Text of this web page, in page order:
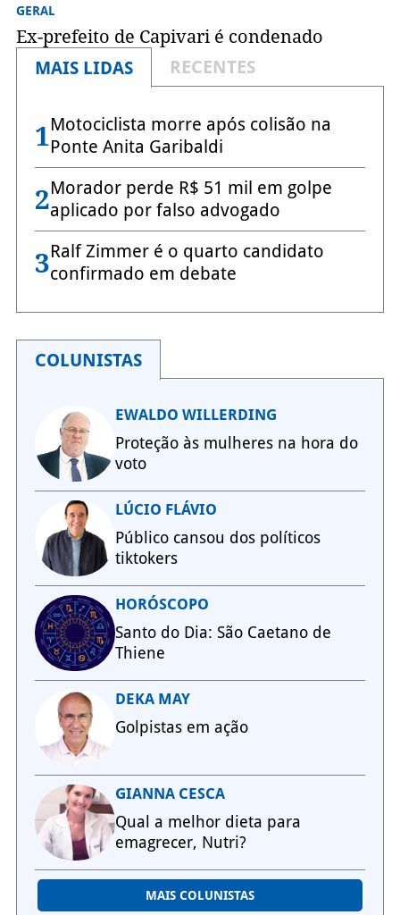
GERAL
Ex-prefeito de Capivari é condenado
MAIS LIDAS
RECENTES
1Motociclista morre após colisão na
Ponte Anita Garibaldi
2Morador perde R$ 51 mil em golpe
aplicado por falso advogado
3Ralf Zimmer é o quarto candidato
confirmado em debate
COLUNISTAS
EWALDO WILLERDING
Proteção às mulheres na hora do
voto
LÚCIO FLÁVIO
Público cansou dos políticos
tiktokers
HORÓSCOPO
Santo do Dia: São Caetano de
Thiene
DEKA MAY
Golpistas em ação
GIANNA CESCA
Qual a melhor dieta para
emagrecer, Nutri?
MAIS COLUNISTAS